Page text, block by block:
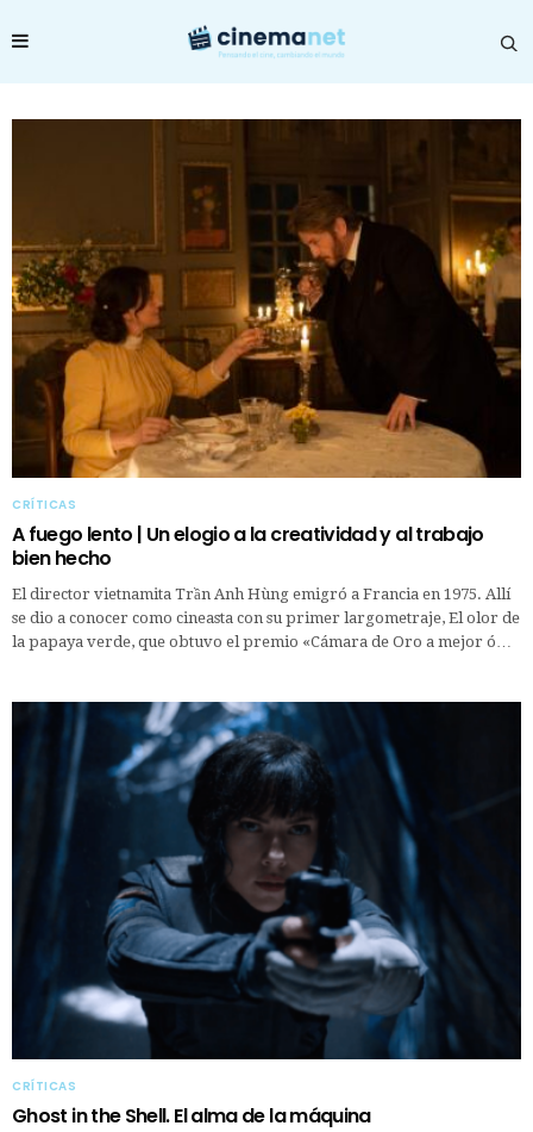
CRÍTICAS
A fuego lento | Un elogio a la creatividad y al trabajo
bien hecho
El director vietnamita Trần Anh Hùng emigró a Francia en 1975. Allí
se dio a conocer como cineasta con su primer largometraje, El olor de
la papaya verde, que obtuvo el premio «Cámara de Oro a mejor ó…
CRÍTICAS
Ghost in the Shell. El alma de la máquina